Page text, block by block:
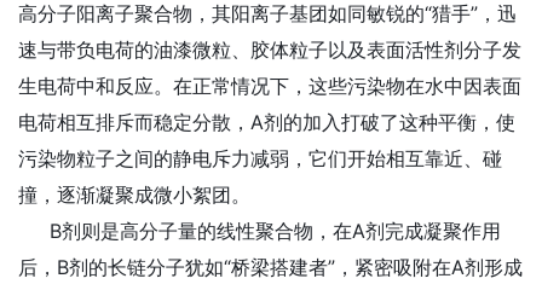
高分子阳离子聚合物，其阳离子基团如同敏锐的“猎手”，迅
速与带负电荷的油漆微粒、胶体粒子以及表面活性剂分子发
生电荷中和反应。在正常情况下，这些污染物在水中因表面
电荷相互排斥而稳定分散，A剂的加入打破了这种平衡，使
污染物粒子之间的静电斥力减弱，它们开始相互靠近、碰
撞，逐渐凝聚成微小絮团。
B剂则是高分子量的线性聚合物，在A剂完成凝聚作用
后，B剂的长链分子犹如“桥梁搭建者”，紧密吸附在A剂形成